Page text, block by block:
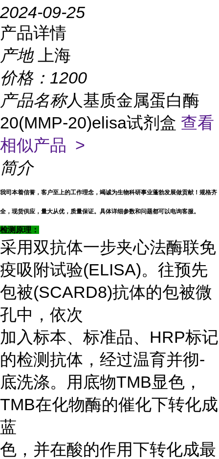
2024-09-25
产品详情
产地
上海
价格： 1200
产品名称人基质金属蛋白酶
20(MMP-20)elisa试剂盒 查看
相似产品 >
简介
我司本着信誉，客户至上的工作理念，竭诚为生物科研事业蓬勃发展做贡献！规格齐
全，现货供应，量大从优，质量保证。具体详细参数和问题都可以电询客服。
检测原理：
采用双抗体一步夹心法酶联免
疫吸附试验(ELISA)。往预先
包被(SCARD8)抗体的包被微
孔中，依次
加入标本、标准品、HRP标记
的检测抗体，经过温育并彻-
底洗涤。用底物TMB显色，
TMB在化物酶的催化下转化成
蓝
色，并在酸的作用下转化成最